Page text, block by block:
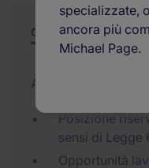
Offerta Riepilogo
Aggiornato il 21/07/
Posizione
sensi di Legge
Opportunità
specializzate,
ancora più
Michael Page.